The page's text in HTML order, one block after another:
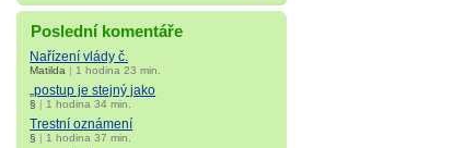
Poslední komentáře
Nařízení vlády č.
Matilda | 1 hodina 23 min.
„postup je stejný jako
§ | 1 hodina 34 min.
Trestní oznámení
§ | 1 hodina 37 min.